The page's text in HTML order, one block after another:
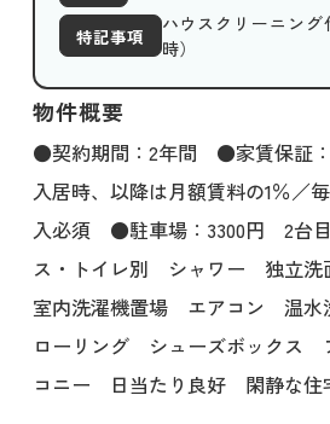
特記事項
ハウスクリーニング
時）
物件概要
●契約期間：2年間 ●家賃保証：
入居時、以降は月額賃料の1％
入必須 ●駐車場：3300円 2台
ス・トイレ別 シャワー 独立
室内洗濯機置場 エアコン 温水
ローリング シューズボックス
コニー 日当たり良好 閑静な住